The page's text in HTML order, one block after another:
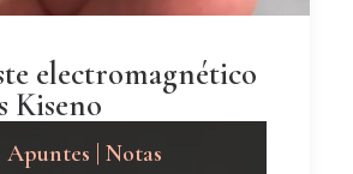
electromagnético
Kiseno
Apuntes | Notas